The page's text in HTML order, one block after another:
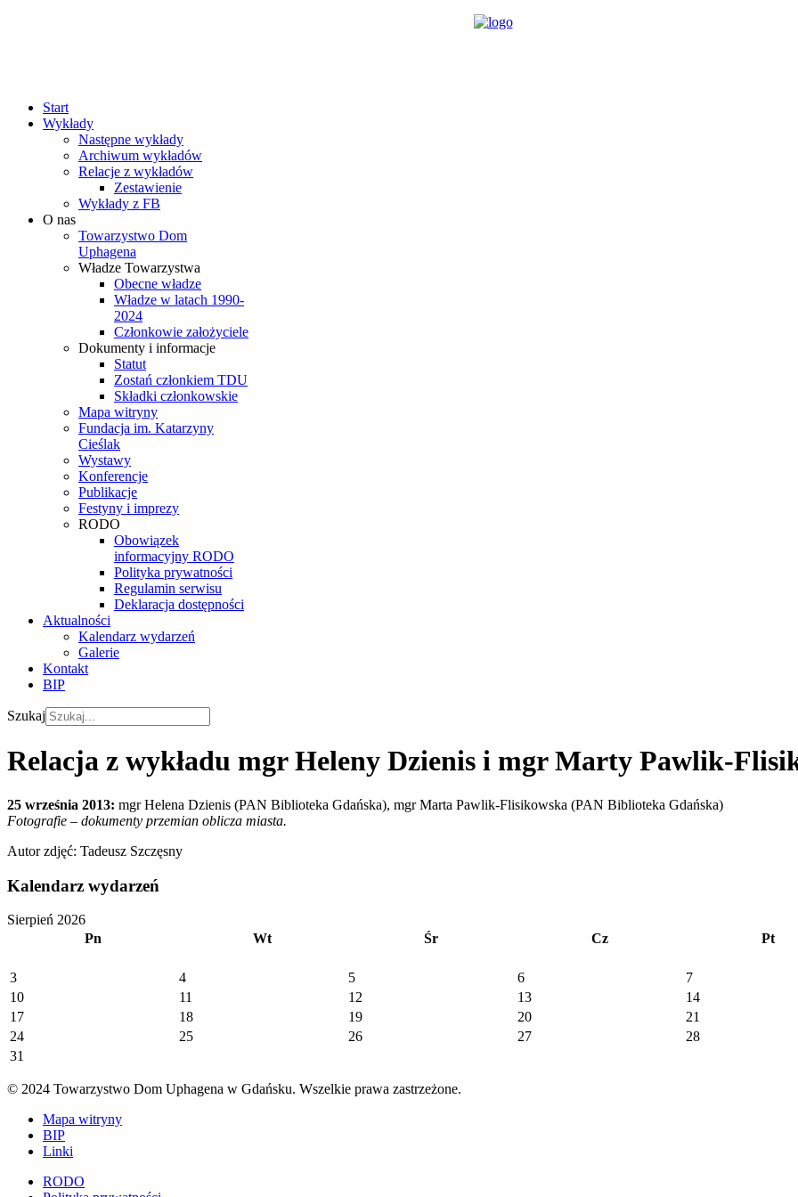
Start
Wykłady
Następne wykłady
Archiwum wykładów
Relacje z wykładów
Zestawienie
Wykłady z FB
O nas
Towarzystwo Dom
Uphagena
Władze Towarzystwa
Obecne władze
Władze w latach 1990-
2024
Członkowie założyciele
Dokumenty i informacje
Statut
Zostań członkiem TDU
Składki członkowskie
Mapa witryny
Fundacja im. Katarzyny
Cieślak
Wystawy
Konferencje
Publikacje
Festyny i imprezy
RODO
Obowiązek
informacyjny RODO
Polityka prywatności
Regulamin serwisu
Deklaracja dostępności
Aktualności
Kalendarz wydarzeń
Galerie
Kontakt
BIP
Szukaj
Relacja z wykładu mgr Heleny Dzienis i mgr Marty Pawlik-
25 września 2013: mgr Helena Dzienis (PAN Biblioteka Gdańska), mgr Marta Pawlik-Flisikowska (PAN Biblioteka Gdańska)
Fotografie – dokumenty przemian oblicza miasta.
Autor zdjęć: Tadeusz Szczęsny
Kalendarz wydarzeń
Sierpień 2026
Pn
Wt Śr Cz Pt
3
4 5 6 7
10
11 12 13 14
17
18 19 20 21
24
25 26 27 28
31
© 2024 Towarzystwo Dom Uphagena w Gdańsku. Wszelkie prawa zastrzeżone.
Mapa witryny
BIP
Linki
RODO